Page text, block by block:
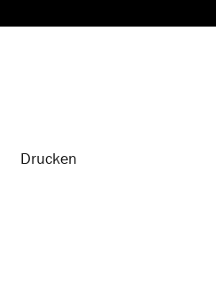
Drucken